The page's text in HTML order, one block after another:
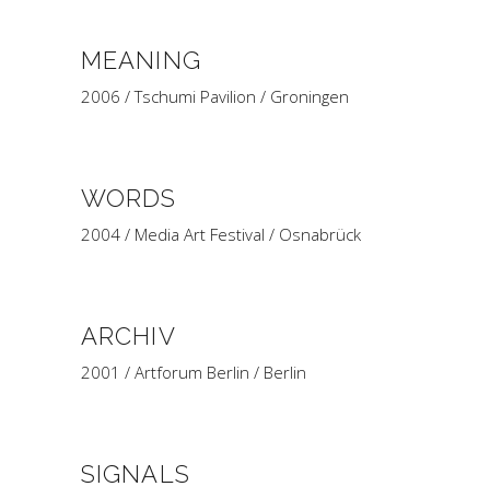
MEANING
2006 / Tschumi Pavilion / Groningen
WORDS
2004 / Media Art Festival / Osnabrück
ARCHIV
2001 / Artforum Berlin / Berlin
SIGNALS